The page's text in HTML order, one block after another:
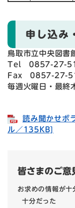
申し込み
鳥取市立中央図
Tel 0857-27-
Fax 0857-27-
毎週火曜日・最終
読み聞かせボ
ル／135KB]
皆さまのご意
お求めの情報が十
十分だった